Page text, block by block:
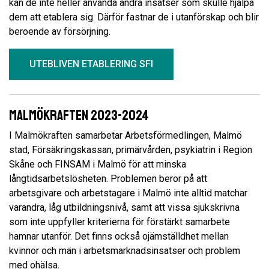
kan de inte heller använda andra insatser som skulle hjälpa
dem att etablera sig. Därför fastnar de i utanförskap och blir
beroende av försörjning.
UTEBLIVEN ETABLERING SFI
Malmökraften 2023-2024
I Malmökraften samarbetar Arbetsförmedlingen, Malmö
stad, Försäkringskassan, primärvården, psykiatrin i Region
Skåne och FINSAM i Malmö för att minska
långtidsarbetslösheten. Problemen beror på att
arbetsgivare och arbetstagare i Malmö inte alltid matchar
varandra, låg utbildningsnivå, samt att vissa sjukskrivna
som inte uppfyller kriterierna för förstärkt samarbete
hamnar utanför. Det finns också ojämställdhet mellan
kvinnor och män i arbetsmarknadsinsatser och problem
med ohälsa.